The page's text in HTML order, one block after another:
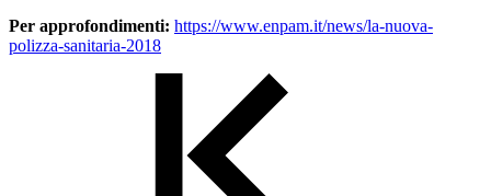
Per approfondimenti: https://www.enpam.it/news/la-nuova-
polizza-sanitaria-2018